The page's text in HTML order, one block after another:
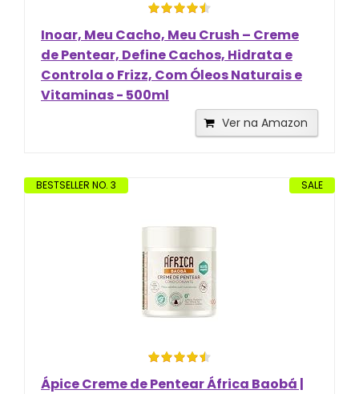
Inoar, Meu Cacho, Meu Crush – Creme
de Pentear, Define Cachos, Hidrata e
Controla o Frizz, Com Óleos Naturais e
Vitaminas - 500ml
Ver na Amazon
SALE
BESTSELLER NO. 3
Ápice Creme de Pentear África Baobá |